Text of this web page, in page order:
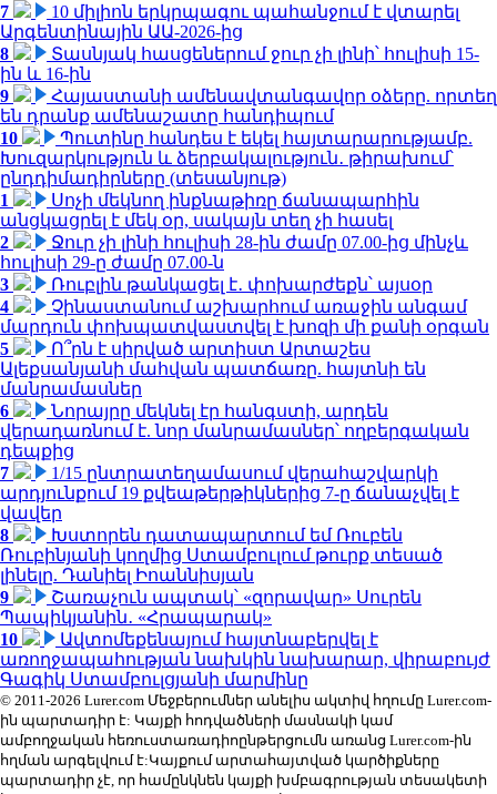
7
10 միլիոն երկրպագու պահանջում է վտարել
Արգենտինային ԱԱ-2026-ից
8
Տասնյակ հասցեներում ջուր չի լինի՝ հուլիսի 15-
ին և 16-ին
9
Հայաստանի ամենավտանգավոր օձերը. որտեղ
են դրանք ամենաշատը հանդիպում
10
Պուտինը հանդես է եկել հայտարարությամբ.
Խուզարկություն և ձերբակալություն․ թիրախում՝
ընդդիմադիրները (տեսանյութ)
1
Սոչի մեկնող ինքնաթիռը ճանապարհին
անցկացրել է մեկ օր, սակայն տեղ չի հասել
2
Ջուր չի լինի հուլիսի 28-ին ժամը 07.00-ից մինչև
հուլիսի 29-ը ժամը 07.00-ն
3
Ռուբլին թանկացել է․ փոխարժեքն՝ այսօր
4
Չինաստանում աշխարհում առաջին անգամ
մարդուն փոխպատվաստվել է խոզի մի քանի օրգան
5
Ո՞րն է սիրված արտիստ Արտաշես
Ալեքսանյանի մահվան պատճառը. հայտնի են
մանրամասներ
6
Նորայրը մեկնել էր հանգստի, արդեն
վերադառնում է. նոր մանրամասներ՝ ողբերգական
դեպքից
7
1/15 ընտրատեղամասում վերահաշվարկի
արդյունքում 19 քվեաթերթիկներից 7-ը ճանաչվել է
վավեր
8
Խստորեն դատապարտում եմ Ռուբեն
Ռուբինյանի կողմից Ստամբուլում թուրք տեսած
լինելը. Դանիել Իոաննիսյան
9
Շառաչուն ապտակ՝ «զորավար» Սուրեն
Պապիկյանին․ «Հրապարակ»
10
Ավտոմեքենայում հայտնաբերվել է
առողջապահության նախկին նախարար, վիրաբույժ
Գագիկ Ստամբուլցյանի մարմինը
© 2011-2026 Lurer.com Մեջբերումներ անելիս ակտիվ հղումը Lurer.com-
ին պարտադիր է: Կայքի հոդվածների մասնակի կամ
ամբողջական հեռուստառադիոընթերցումն առանց Lurer.com-ին
հղման արգելվում է:Կայքում արտահայտված կարծիքները
պարտադիր չէ, որ համընկնեն կայքի խմբագրության տեսակետի